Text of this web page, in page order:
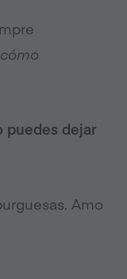
puedes dejar
Amo